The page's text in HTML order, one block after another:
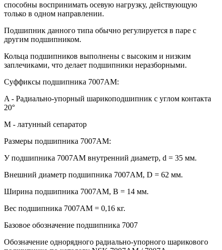
способны воспринимать осевую нагрузку, действующую
только в одном направлении.
Подшипник данного типа обычно регулируется в паре с
другим подшипником.
Кольца подшипников выполнены с высоким и низким
заплечиками, что делает подшипники неразборными.
Суффиксы подшипника 7007AM:
A - Радиально-упорный шарикоподшипник с углом контакта
20°
M - латунный сепаратор
Размеры подшипника 7007AM:
У подшипника 7007AM внутренний диаметр, d = 35 мм.
Внешний диаметр подшипника 7007AM, D = 62 мм.
Ширина подшипника 7007AM, B = 14 мм.
Вес подшипника 7007AM = 0,16 кг.
Базовое обозначение подшипника 7007
Обозначение однорядного радиально-упорного шарикового